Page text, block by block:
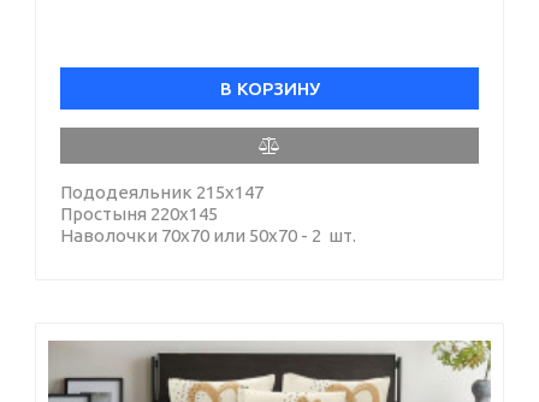
В КОРЗИНУ
Пододеяльник 215х147
Простыня 220х145
Наволочки 70х70 или 50х70 - 2 шт.